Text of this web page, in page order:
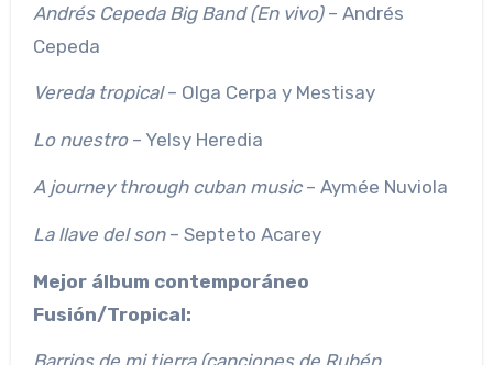
Andrés Cepeda Big Band (En vivo)– Andrés
Cepeda
Vereda tropical– Olga Cerpa y Mestisay
Lo nuestro– Yelsy Heredia
A journey through cuban music– Aymée Nuviola
La llave del son– Septeto Acarey
Mejor álbum contemporáneo
Fusión/Tropical: